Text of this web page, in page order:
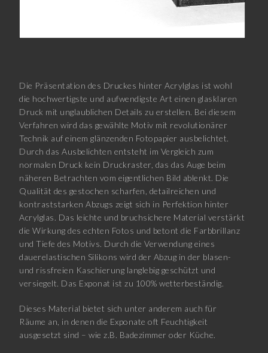
Die Präsentation des Druckes hinter Acrylglas ist wohl
die hochwertigste und aufwendigste Art einen glasklaren
Druck mit unglaublichen Details zu erstellen. Bei diesem
Verfahren wird das gewählte Motiv mit revolutionärer
Technik auf einem glänzenden Fotopapier ausbelichtet.
Durch das Ausbelichten entsteht im Vergleich zum
normalen Druck kein Druckraster, das das Auge beim
näheren Betrachten vom eigentlichen Bild ablenkt. Die
Qualität des gestochen scharfen, detailreichen und
kontraststarken Abzugs zeigt sich in Perfektion hinter
Acrylglas. Das leichte und bruchsichere Material verstärkt
die Wirkung des echten Fotos und betont die Farbbrillanz
und Tiefe des Motivs. Durch die Verwendung eines
dauerelastischen Silikons wird der Abzug in der blasen-
und rissfreien Kaschierung langlebig geschützt und
versiegelt. Das Exponat ist zu 100% wetterbeständig.
Dieses Material bietet sich unter anderem auch für
Räume an, in denen die Exponate oft Feuchtigkeit
ausgesetzt sind – wie z.B. Badezimmer oder Küche.